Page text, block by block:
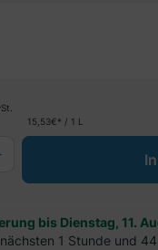
bis Dienstag, 11.
1 Stunde und
15,53€* / 1 L
Gib den